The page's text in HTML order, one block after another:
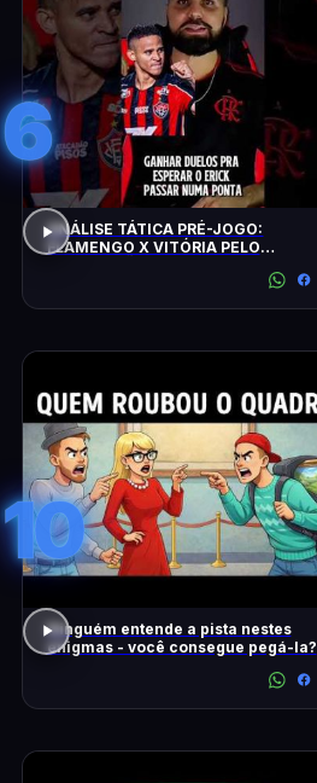
6
ANÁLISE TÁTICA PRÉ-JOGO:
FLAMENGO X VITÓRIA PELO
10
Ninguém entende a pista nestes
enigmas - você consegue pegá-la?